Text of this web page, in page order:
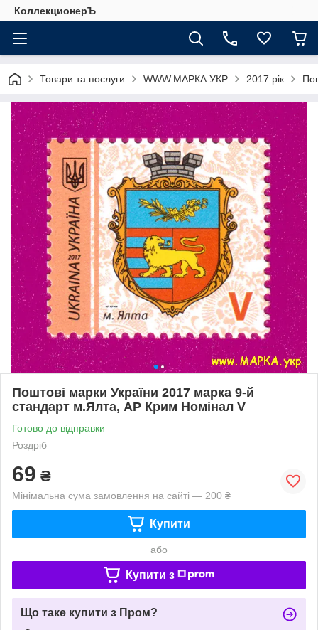
КоллекционерЪ
Товари та послуги WWW.МАРКА.УКР 2017 рік
Поштові марки України 2017 марка 9-й
стандарт м.Ялта, АР Крим Номінал V
Готово до відправки
Роздріб
69 ₴
Мінімальна сума замовлення на сайті — 200 ₴
Купити
або
Купити з
Що таке купити з Пром?